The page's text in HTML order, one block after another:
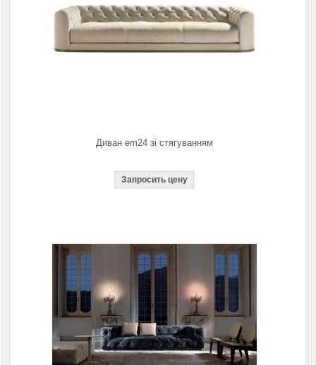
Диван em24 зі стягуванням